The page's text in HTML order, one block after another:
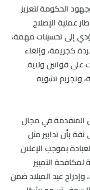
الحكومة لتعزيز
عملية الإصلاح
إلى تحسينات مهمة،
كجريمة، وإلغاء
على قوانين ولاية
وتجريم تشويه
المتقدمة في مجال
بأن تدابير مثل
بموجب الإعلان
لمكافحة التمييز
عيد الميلاد ضمن